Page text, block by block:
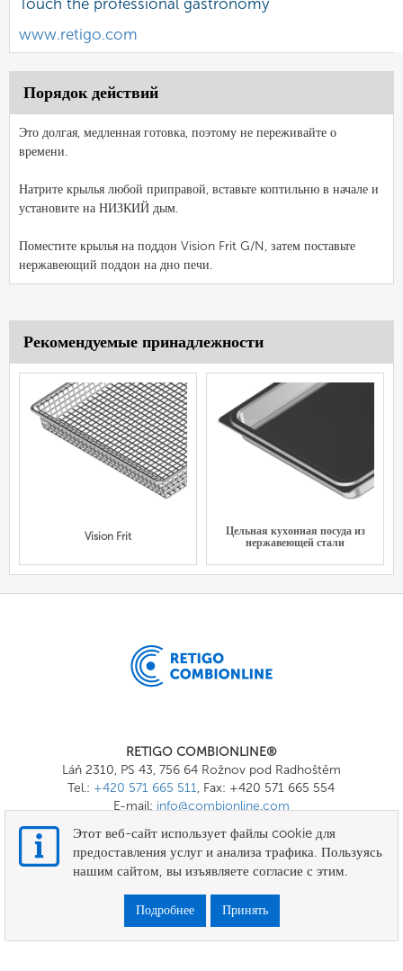
www.retigo.com
Порядок действий
Это долгая, медленная готовка, поэтому не переживайте о
времени.
Натрите крылья любой приправой, вставьте коптильню в начале и
установите на НИЗКИЙ дым.
Поместите крылья на поддон Vision Frit G/N, затем поставьте
нержавеющий поддон на дно печи.
Рекомендуемые принадлежности
Vision Frit
Цельная кухонная посуда из
нержавеющей стали
RETIGO COMBIONLINE®
Láň 2310, PS 43, 756 64 Rožnov pod Radhoštěm
Tel.: +420 571 665 511, Fax: +420 571 665 554
E-mail: info@combionline.com
OnlineMenu
УСЛОВИЯ И ПОЛОЖЕНИЯ
Этот веб-сайт использует файлы cookie для
предоставления услуг и анализа трафика. Пользуясь
нашим сайтом, вы изъявляете согласие с этим.
Подробнее Принять